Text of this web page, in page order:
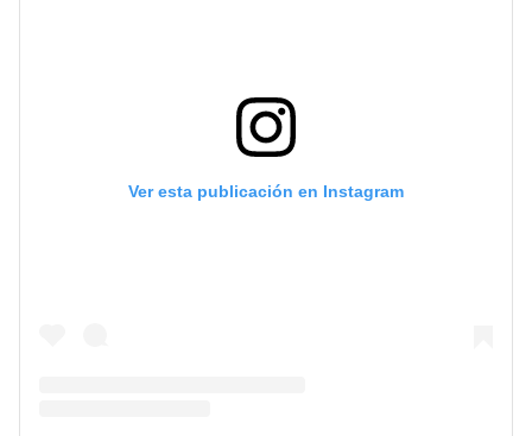
Ver esta publicación en Instagram